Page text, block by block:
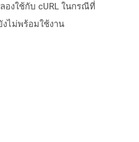
องใช้กับ cURL ในกรณีที่
ไม่พร้อมใช้งาน